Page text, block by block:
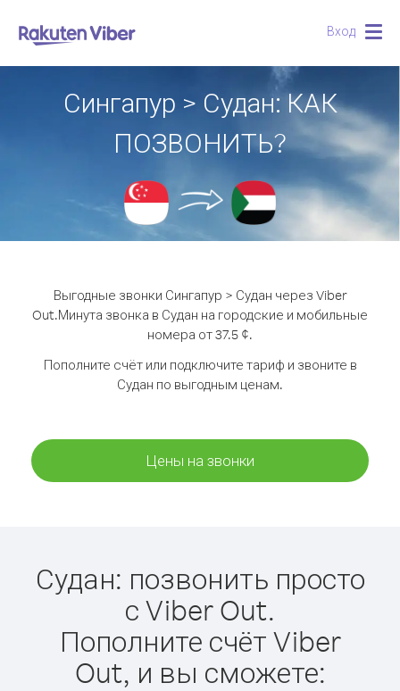
Вход
Сингапур > Судан: КАК
ПОЗВОНИТЬ?
Выгодные звонки Сингапур > Судан через Viber
Out.Минута звонка в Судан на городские и мобильные
номера от 37.5 ¢.
Пополните счёт или подключите тариф и звоните в
Судан по выгодным ценам.
Цены на звонки
Судан: позвонить просто
с Viber Out.
Пополните счёт Viber
Out, и вы сможете: